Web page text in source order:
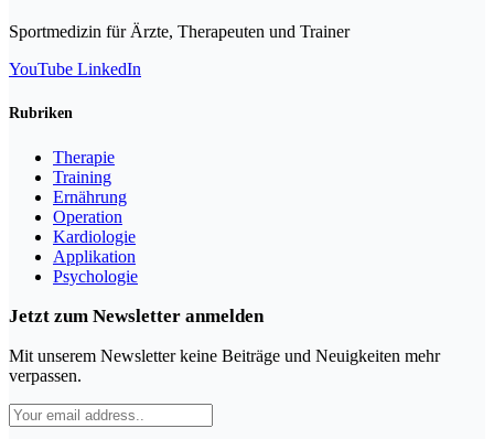
Sportmedizin für Ärzte, Therapeuten und Trainer
YouTube LinkedIn
Rubriken
Therapie
Training
Ernährung
Operation
Kardiologie
Applikation
Psychologie
Jetzt zum Newsletter anmelden
Mit unserem Newsletter keine Beiträge und Neuigkeiten mehr
verpassen.